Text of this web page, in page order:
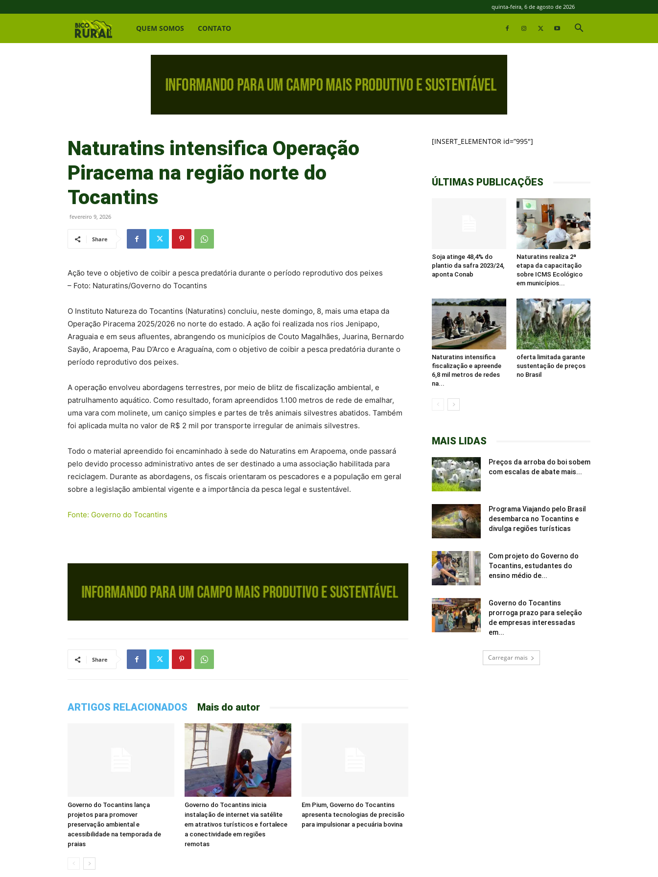
quinta-feira, 6 de agosto de 2026
Bico
QUEM SOMOS CONTATO
Naturatins intensifica Operação
Piracema na região norte do
Tocantins
fevereiro 9, 2026
Share
Ação teve o objetivo de coibir a pesca predatória durante o período reprodutivo dos peixes
– Foto: Naturatins/Governo do Tocantins
O Instituto Natureza do Tocantins (Naturatins) concluiu, neste domingo, 8, mais uma etapa da
Operação Piracema 2025/2026 no norte do estado. A ação foi realizada nos rios Jenipapo,
Araguaia e em seus afluentes, abrangendo os municípios de Couto Magalhães, Juarina, Bernardo
Sayão, Arapoema, Pau D’Arco e Araguaína, com o objetivo de coibir a pesca predatória durante o
período reprodutivo dos peixes.
A operação envolveu abordagens terrestres, por meio de blitz de fiscalização ambiental, e
patrulhamento aquático. Como resultado, foram apreendidos 1.100 metros de rede de emalhar,
uma vara com molinete, um caniço simples e partes de três animais silvestres abatidos. Também
foi aplicada multa no valor de R$ 2 mil por transporte irregular de animais silvestres.
Todo o material apreendido foi encaminhado à sede do Naturatins em Arapoema, onde passará
pelo devido processo administrativo antes de ser destinado a uma associação habilitada para
reciclagem. Durante as abordagens, os fiscais orientaram os pescadores e a população em geral
sobre a legislação ambiental vigente e a importância da pesca legal e sustentável.
Fonte: Governo do Tocantins
Share
ARTIGOS RELACIONADOS Mais do autor
Governo do Tocantins lança
projetos para promover
preservação ambiental e
acessibilidade na temporada de
praias
Governo do Tocantins inicia
instalação de internet via satélite
em atrativos turísticos e fortalece
a conectividade em regiões
remotas
Em Pium, Governo do Tocantins
apresenta tecnologias de precisão
para impulsionar a pecuária bovina
[INSERT_ELEMENTOR id=”995″]
ÚLTIMAS PUBLICAÇÕES
Soja atinge 48,4% do
plantio da safra 2023/24,
aponta Conab
Naturatins realiza 2ª
etapa da capacitação
sobre ICMS Ecológico
em municípios...
Naturatins intensifica
fiscalização e apreende
6,8 mil metros de redes
na...
oferta limitada garante
sustentação de preços
no Brasil
MAIS LIDAS
Preços da arroba do boi sobem
com escalas de abate mais...
Programa Viajando pelo Brasil
desembarca no Tocantins e
divulga regiões turísticas
Com projeto do Governo do
Tocantins, estudantes do
ensino médio de...
Governo do Tocantins
prorroga prazo para seleção
de empresas interessadas
em...
Carregar mais